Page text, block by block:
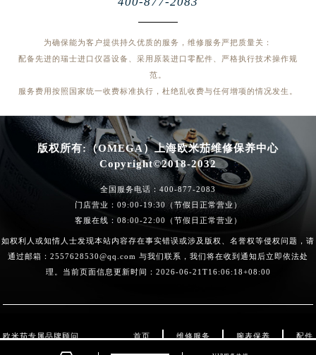
为确保能为客户提供持久优质的服务，维修服务严把质量关：
配备先进的瑞士进口仪器设备、采用原装进口零配件、严格执行技术操作规
范。
服务费用按照国家统一收费标准执行，杜绝乱收费与任何增项的情况发生。
版权所有:（OMEGA）上海欧米茄维修保养中心
Copyright©2018-2032
全国服务电话：400-877-2083
门店营业：09:00-19:30（节假日正常营业）
客服在线：08:00-22:00（节假日正常营业）
如权利人或知情人士发现本站内容存在事实错误或涉及版权、名誉权等侵权问题，请
通过邮箱：2557628530@qq.com 与我们联系，我们将在收到通知后立即依法处
理。当前页面信息更新时间：2026-06-21T16:06:18+08:00
欧米茄专属品牌顾问 首页 维修服务 腕表保养 配件